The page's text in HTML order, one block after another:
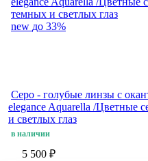
new до 33%
Серо - голубые линзы c
elegance Aquarella /Цветные
и светлых глаз
в наличии
5 500 ₽